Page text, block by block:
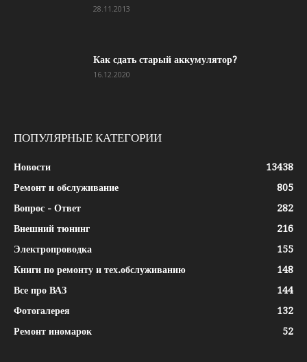
28.11.2013
Как сдать старый аккумулятор?
16.12.2020
ПОПУЛЯРНЫЕ КАТЕГОРИИ
Новости
13438
Ремонт и обслуживание
805
Вопрос - Ответ
282
Внешний тюнинг
216
Электропроводка
155
Книги по ремонту и тех.обслуживанию
148
Все про ВАЗ
144
Фотогалерея
132
Ремонт иномарок
52